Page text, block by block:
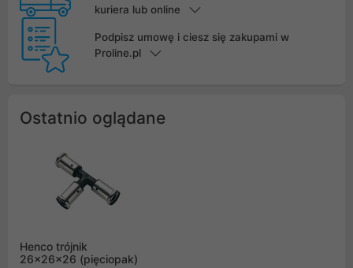
kuriera lub online
Podpisz umowę i ciesz się zakupami w
Proline.pl
Ostatnio oglądane
Henco trójnik
26x26x26 (pięciopak)